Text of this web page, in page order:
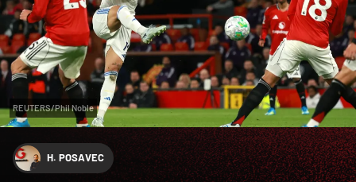
REUTERS/Phil Noble
H. POSAVEC